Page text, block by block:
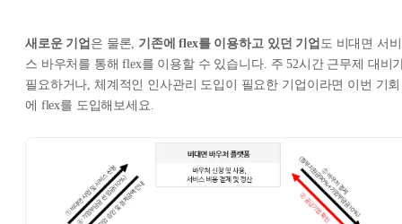
새로운 기업 은 물론, 기존에 flex를 이용하고 있던 기업 도 비대면 서비
스 바우처를 통해 flex를 이용할 수 있습니다. 주 52시간 근무제 대비
필요하거나, 체계적인 인사관리 도입이 필요한 기업이라면 이번 기회
에 flex를 도입해보세요.